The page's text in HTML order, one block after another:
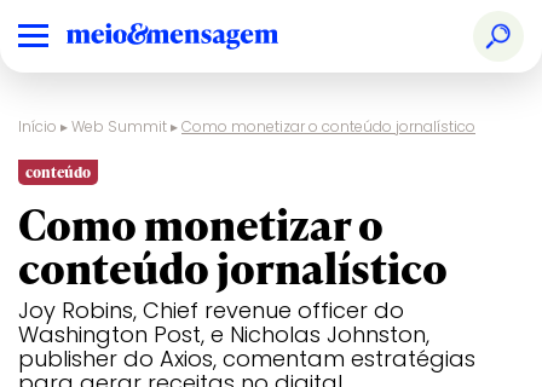
Início ▸Web Summit▸Como monetizar o conteúdo jornalístico
conteúdo
Como monetizar o
conteúdo jornalístico
Joy Robins, Chief revenue officer do
Washington Post, e Nicholas Johnston,
publisher do Axios, comentam estratégias